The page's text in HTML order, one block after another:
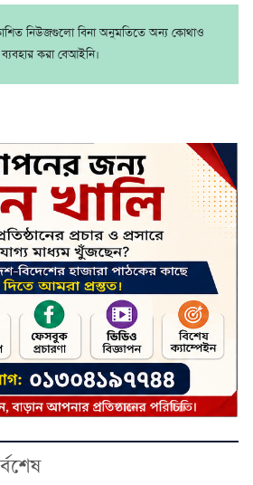
নিউজগুলো বিনা অনুমতিতে অন্য কোথাও
ব্যবহার করা বেআইনি।